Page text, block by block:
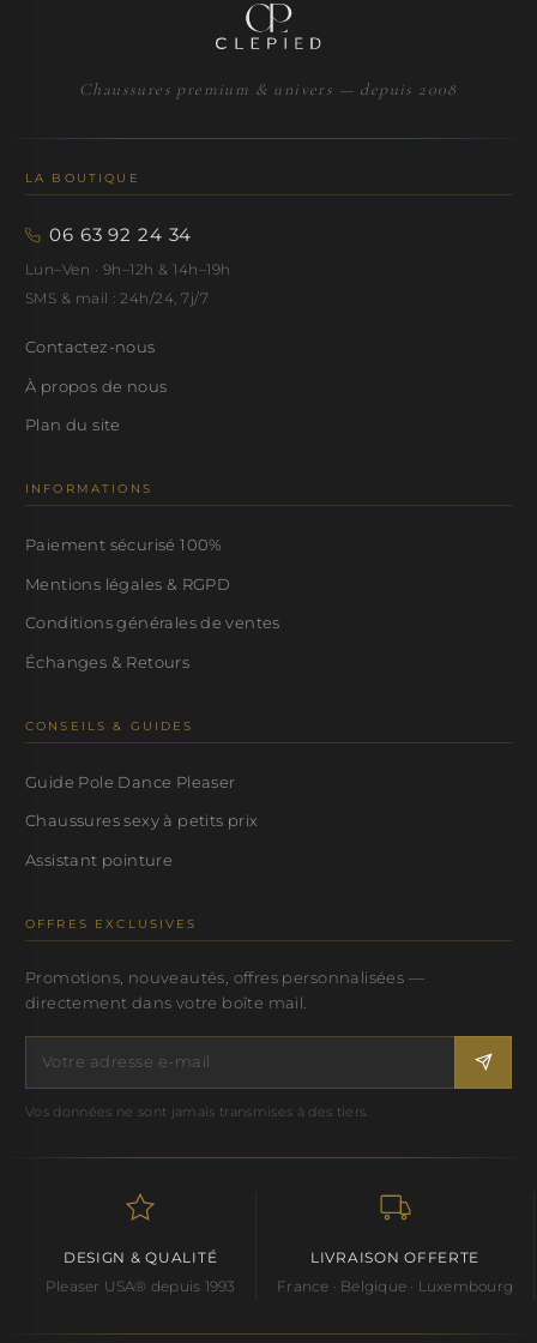
Chaussures premium & univers — depuis 2008
LA BOUTIQUE
06 63 92 24 34
Lun–Ven · 9h–12h & 14h–19h
SMS & mail : 24h/24, 7j/7
Contactez-nous
À propos de nous
Plan du site
INFORMATIONS
Paiement sécurisé 100%
Mentions légales & RGPD
Conditions générales de ventes
Échanges & Retours
CONSEILS & GUIDES
Guide Pole Dance Pleaser
Chaussures sexy à petits prix
Assistant pointure
OFFRES EXCLUSIVES
Promotions, nouveautés, offres personnalisées —
directement dans votre boîte mail.
Vos données ne sont jamais transmises à des tiers.
DESIGN & QUALITÉ
Pleaser USA® depuis 1993
LIVRAISON OFFERTE
France · Belgique · Luxembourg